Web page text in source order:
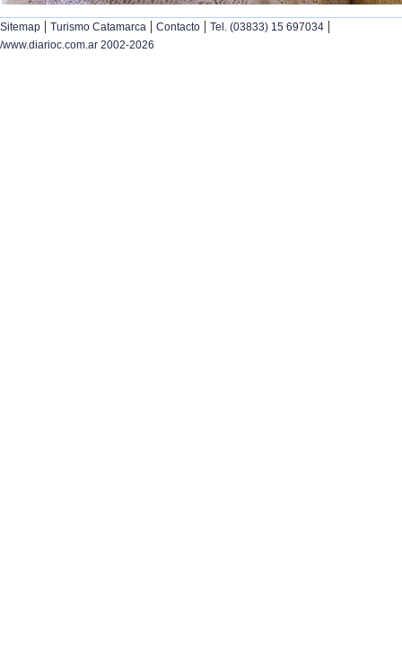
Sitemap | Turismo Catamarca | Contacto | Tel. (03833) 15 697034 |
/www.diarioc.com.ar 2002-2026